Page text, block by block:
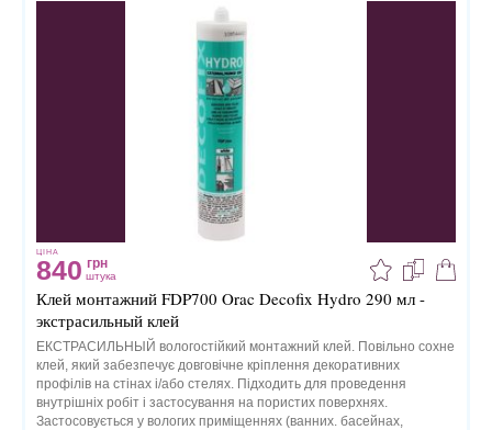
ЦІНА
840 грн
штука
Клей монтажний FDP700 Orac Decofix Hydro 290 мл -
экстрасильный клей
ЕКСТРАСИЛЬНЫЙ вологостійкий монтажний клей. Повільно сохне
клей, який забезпечує довговічне кріплення декоративних
профілів на стінах і/або стелях. Підходить для проведення
внутрішніх робіт і застосування на пористих поверхнях.
Застосовується у вологих приміщеннях (ванних. басейнах,